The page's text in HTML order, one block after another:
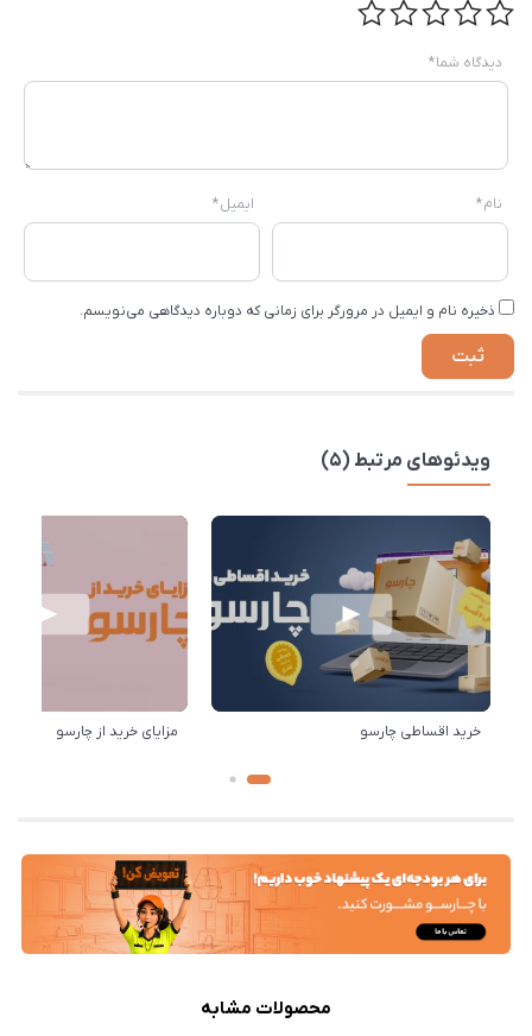
دیدگاه شما*
نام* ایمیل*
ذخیره نام و ایمیل در مرورگر برای زمانی که دوباره دیدگاهی می‌نویسم.
ویدئوهای مرتبط (5)
خرید اقساطی چارسو مزایای خرید از چارسو
محصولات مشابه